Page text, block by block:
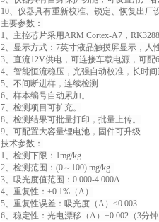
10、仪器具有重新校准、锁定、恢复出厂
主要参数：
1、主控芯片采用ARM Cortex-A7，
2、显示方式：7英寸液晶触摸屏显示，人
3、直流12V供电，可连接车载电源，可配
4、智能恒流稳压，光强自动校准，长时间
5、不间断进样，连续检测
6、样本编号自动累加。
7、检测项目可扩充。
8、检测结果可批量打印，批量上传。
9、可配置大容量锂电池，固件可升级
技术参数：
1、检测下限：1mg/kg
2、检测范围：(0～100) mg/kg
3、吸光度值范围：0.000-4.000A
4、重复性：±0.1%（A）
5、重复性误差：吸光度（A）≤0.003
6、稳定性：光电漂移（A）±0.002（3分钟